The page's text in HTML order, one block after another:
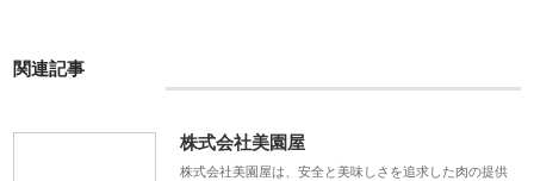
関連記事
株式会社美園屋
株式会社美園屋は、安全と美味しさを追求した肉の提供